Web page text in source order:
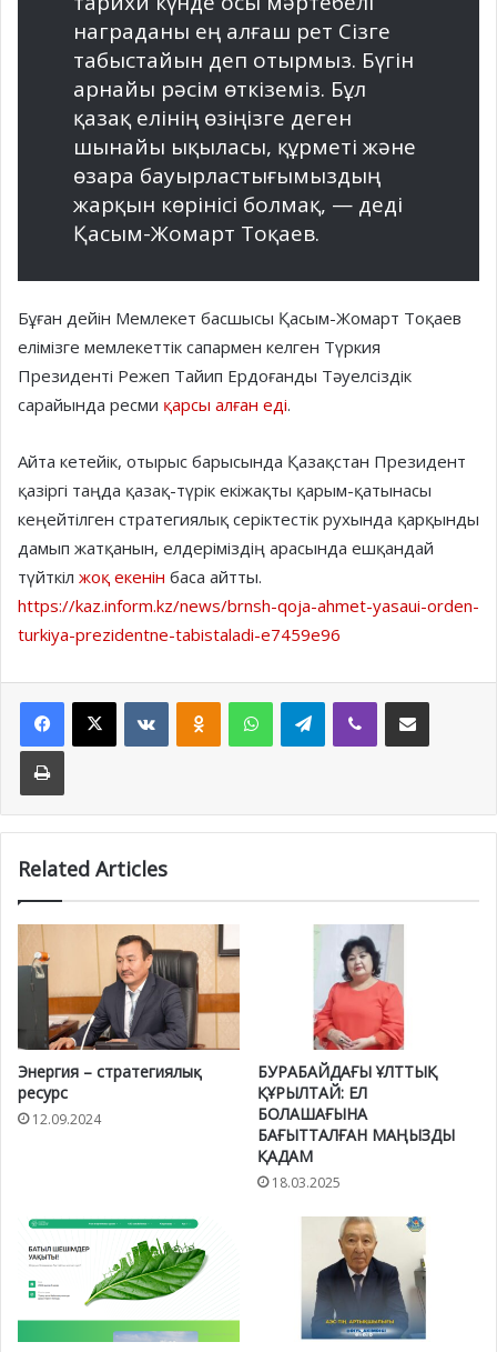
награданы ең алғаш рет Сізге
табыстайын деп отырмыз. Бүгін
арнайы рәсім өткіземіз. Бұл
қазақ елінің өзіңізге деген
шынайы ықыласы, құрметі және
өзара бауырластығымыздың
жарқын көрінісі болмақ, — деді
Қасым-Жомарт Тоқаев.
Бұған дейін Мемлекет басшысы Қасым-Жомарт Тоқаев
елімізге мемлекеттік сапармен келген Түркия
Президенті Режеп Тайип Ердоғанды Тәуелсіздік
сарайында ресми қарсы алған еді.
Айта кетейік, отырыс барысында Қазақстан Президент
қазіргі таңда қазақ-түрік екіжақты қарым-қатынасы
кеңейтілген стратегиялық серіктестік рухында қарқынды
дамып жатқанын, елдеріміздің арасында ешқандай
түйткіл жоқ екенін баса айтты.
https://kaz.inform.kz/news/brnsh-qoja-ahmet-yasaui-orden-
turkiya-prezidentne-tabistaladi-e7459e96
Facebook
X VKontakteOdnoklassniki
WhatsAppTelegramViber Share via Email
Print
Related Articles
Энергия – стратегиялық
ресурс
12.09.2024
БУРАБАЙДАҒЫ ҰЛТТЫҚ
ҚҰРЫЛТАЙ: ЕЛ
БОЛАШАҒЫНА
БАҒЫТТАЛҒАН МАҢЫЗДЫ
ҚАДАМ
18.03.2025